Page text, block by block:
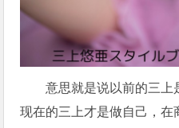
意思就是说以前的三上
现在的三上才是做自己，